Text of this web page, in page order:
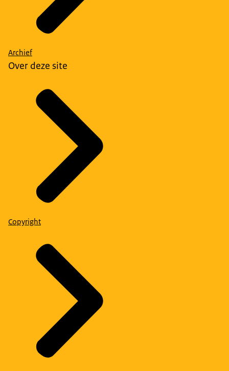
Archief
Over deze site
Copyright